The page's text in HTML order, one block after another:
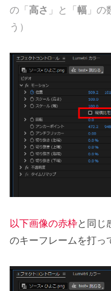
の「高さ 」と「幅 」
う）
以下画像の赤枠と同じ
のキーフレームを打っ